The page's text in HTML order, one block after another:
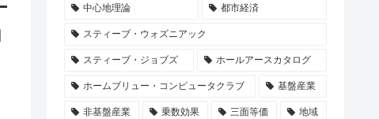
中心地理論 都市経済
スティーブ・ウォズニアック
スティーブ・ジョブズ ホールアースカタログ
ホームブリュー・コンピュータクラブ 基盤産業
非基盤産業 乗数効果 三面等価 地域